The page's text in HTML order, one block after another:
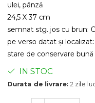
ulei, pânză
24,5 X 37 cm
semnat stg. jos cu brun:
pe verso datat și
stare de conservare bună
IN STOC
Durata de livrare: 2 zile